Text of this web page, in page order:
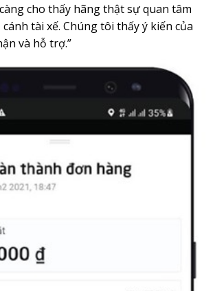
cho thấy hãng thật sự quan tâm
tài xế. Chúng tôi thấy ý kiến của
và hỗ trợ.”